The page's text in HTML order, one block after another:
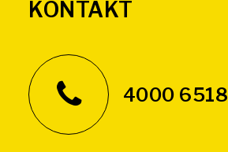
KONTAKT
4000 6518